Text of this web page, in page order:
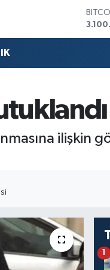
GRAM
ilişkin
1